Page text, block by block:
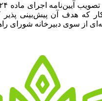
که هدف آن پیش‌بینی پذیر
از سوی دبیرخانه شورای